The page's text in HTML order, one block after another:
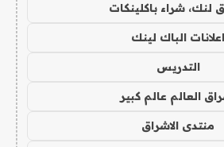
لنك، شراء باكلينكات
اعلانات الباك لينك
التدريس
العالم عالم كبير
منتدى الاشراق